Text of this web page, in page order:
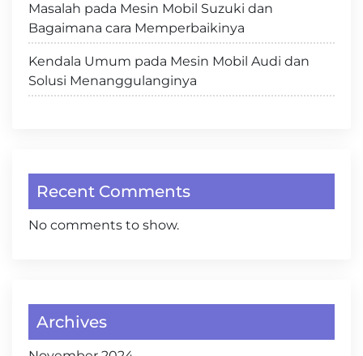
Masalah pada Mesin Mobil Suzuki dan
Bagaimana cara Memperbaikinya
Kendala Umum pada Mesin Mobil Audi dan
Solusi Menanggulanginya
Recent Comments
No comments to show.
Archives